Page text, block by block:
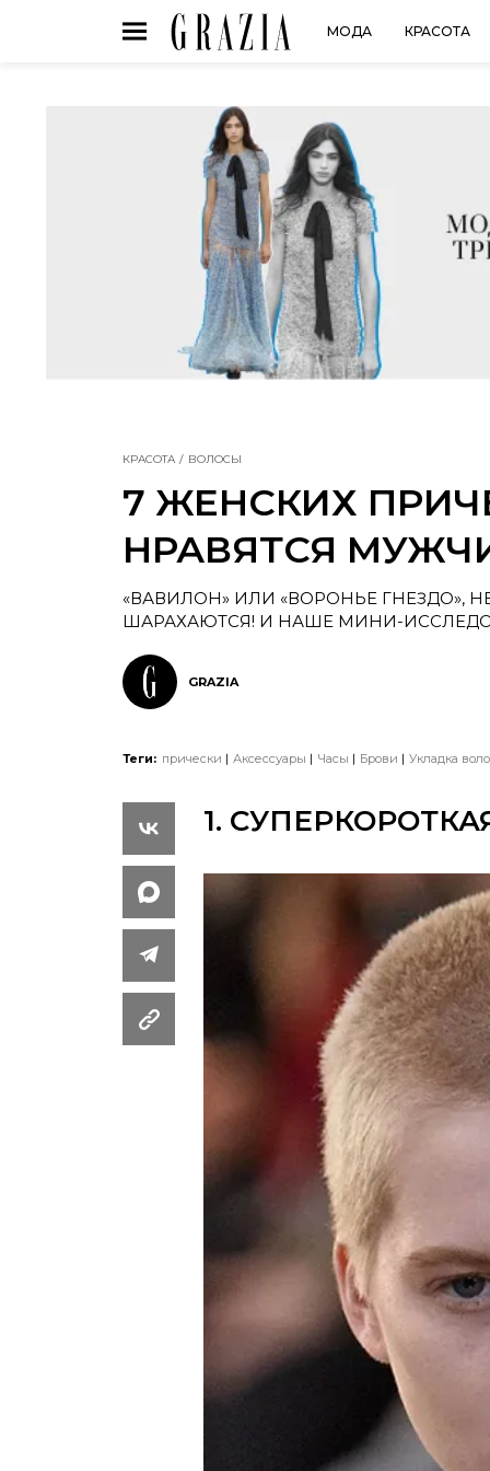
МОДА КРАСОТА
КРАСОТА ВОЛОСЫ
7 ЖЕНСКИХ
НРАВЯТСЯ
«ВАВИЛОН» ИЛИ «ВОРОНЬЕ ГНЕЗДО»,
ШАРАХАЮТСЯ! И НАШЕ МИНИ-
GRAZIA
Теги: прически Аксессуары Часы Брови Укладка
1.